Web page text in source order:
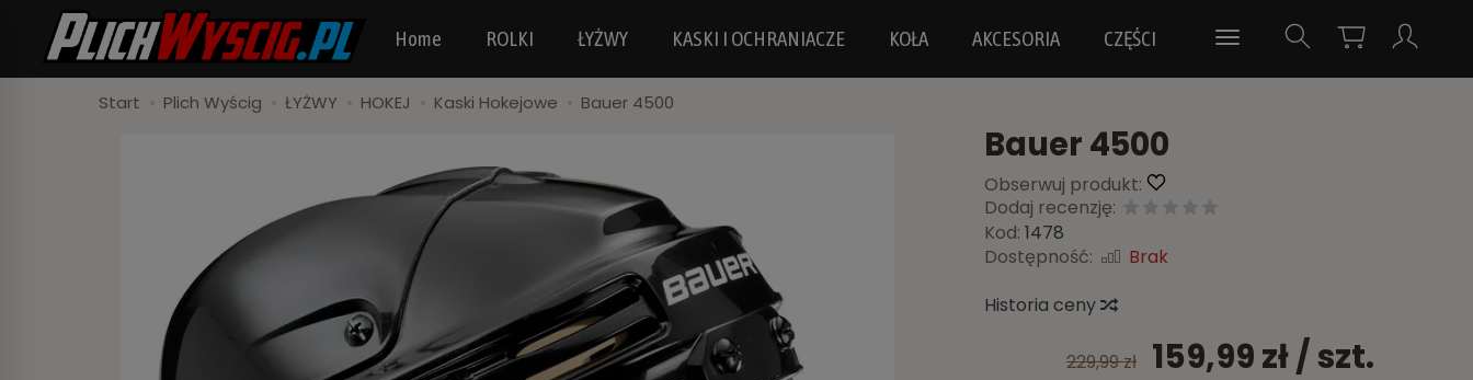
Home ROLKI ŁYŻWY KASKI I OCHRANIACZE KOŁA AKCESORIA CZĘŚCI
Start Plich Wyścig ŁYŻWY HOKEJ Kaski Hokejowe Bauer 4500
Bauer 4500
Obserwuj produkt:
Dodaj recenzję:
Kod: 1478
Dostępność:
Brak
Historia ceny
229,99 zł 159,99 zł/ szt.